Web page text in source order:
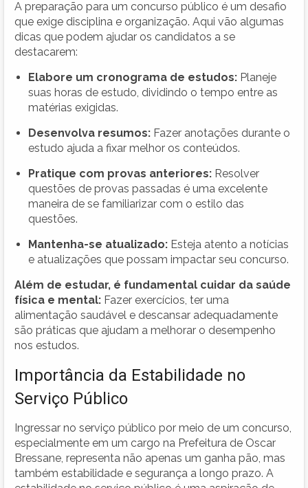
A preparação para um concurso público é um desafio
que exige disciplina e organização. Aqui vão algumas
dicas que podem ajudar os candidatos a se
destacarem:
Elabore um cronograma de estudos: Planeje
suas horas de estudo, dividindo o tempo entre as
matérias exigidas.
Desenvolva resumos: Fazer anotações durante o
estudo ajuda a fixar melhor os conteúdos.
Pratique com provas anteriores: Resolver
questões de provas passadas é uma excelente
maneira de se familiarizar com o estilo das
questões.
Mantenha-se atualizado: Esteja atento a notícias
e atualizações que possam impactar seu concurso.
Além de estudar, é fundamental cuidar da saúde
física e mental: Fazer exercícios, ter uma
alimentação saudável e descansar adequadamente
são práticas que ajudam a melhorar o desempenho
nos estudos.
Importância da Estabilidade no
Serviço Público
Ingressar no serviço público por meio de um concurso,
especialmente em um cargo na Prefeitura de Oscar
Bressane, representa não apenas um ganha pão, mas
também estabilidade e segurança a longo prazo. A